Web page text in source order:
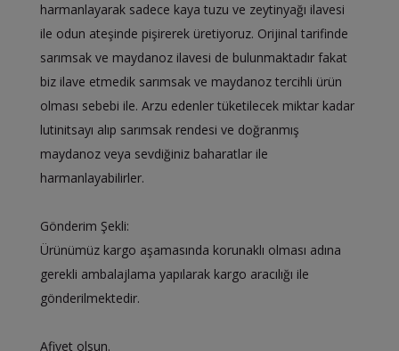
harmanlayarak sadece kaya tuzu ve zeytinyağı ilavesi
ile odun ateşinde pişirerek üretiyoruz. Orijinal tarifinde
sarımsak ve maydanoz ilavesi de bulunmaktadır fakat
biz ilave etmedik sarımsak ve maydanoz tercihli ürün
olması sebebi ile. Arzu edenler tüketilecek miktar kadar
lutinitsayı alıp sarımsak rendesi ve doğranmış
maydanoz veya sevdiğiniz baharatlar ile
harmanlayabilirler.
Gönderim Şekli:
Ürünümüz kargo aşamasında korunaklı olması adına
gerekli ambalajlama yapılarak kargo aracılığı ile
gönderilmektedir.
Afiyet olsun.